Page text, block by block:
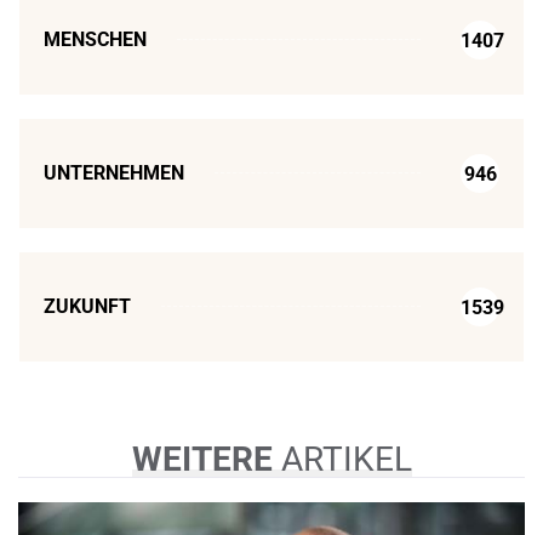
MENSCHEN 1407
UNTERNEHMEN 946
ZUKUNFT 1539
WEITEREARTIKEL